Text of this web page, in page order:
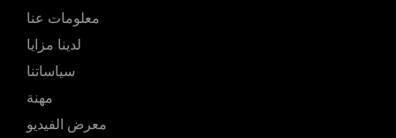
لدينا مزايا
سياساتنا
مهنة
معرض الفيديو
معرض الصور